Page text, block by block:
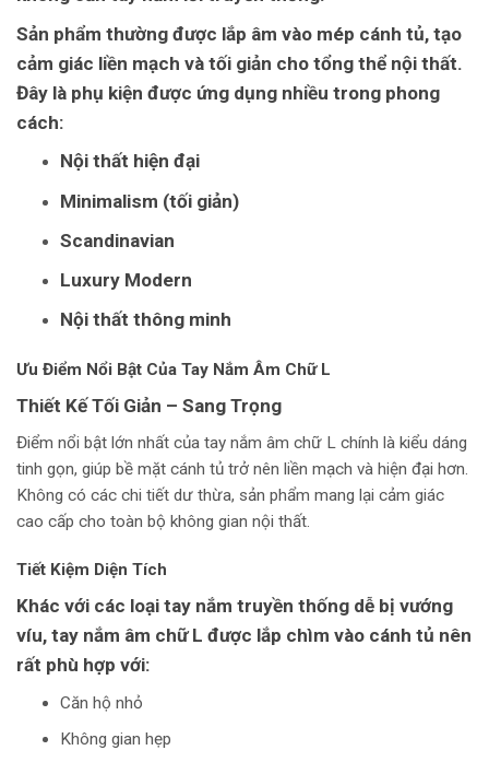
Sản phẩm thường được lắp âm vào mép cánh tủ, tạo
cảm giác liền mạch và tối giản cho tổng thể nội thất.
Đây là phụ kiện được ứng dụng nhiều trong phong
cách:
Nội thất hiện đại
Minimalism (tối giản)
Scandinavian
Luxury Modern
Nội thất thông minh
Ưu Điểm Nổi Bật Của Tay Nắm Âm Chữ L
Thiết Kế Tối Giản – Sang Trọng
Điểm nổi bật lớn nhất của tay nắm âm chữ L chính là kiểu dáng
tinh gọn, giúp bề mặt cánh tủ trở nên liền mạch và hiện đại hơn.
Không có các chi tiết dư thừa, sản phẩm mang lại cảm giác
cao cấp cho toàn bộ không gian nội thất.
Tiết Kiệm Diện Tích
Khác với các loại tay nắm truyền thống dễ bị vướng
víu, tay nắm âm chữ L được lắp chìm vào cánh tủ nên
rất phù hợp với:
Căn hộ nhỏ
Không gian hẹp